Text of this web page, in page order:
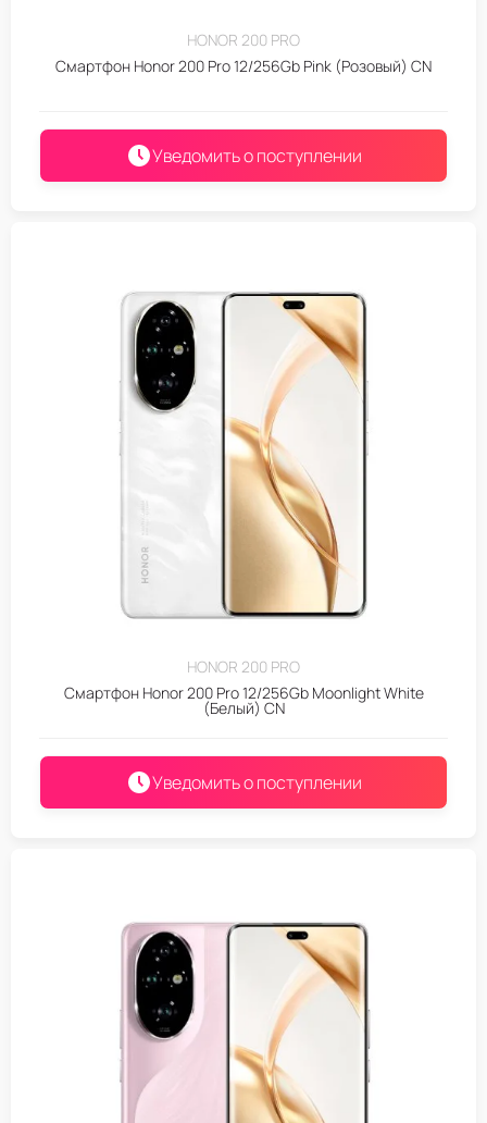
HONOR 200 PRO
Смартфон Honor 200 Pro 12/256Gb Pink (Розовый) CN
Уведомить о поступлении
HONOR 200 PRO
Смартфон Honor 200 Pro 12/256Gb Moonlight White
(Белый) CN
Уведомить о поступлении